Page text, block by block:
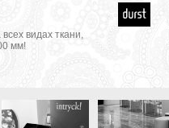
видах ткани,
мм!